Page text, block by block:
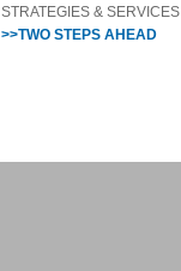
STRATEGIES & SERVICES
>>TWO STEPS AHEAD